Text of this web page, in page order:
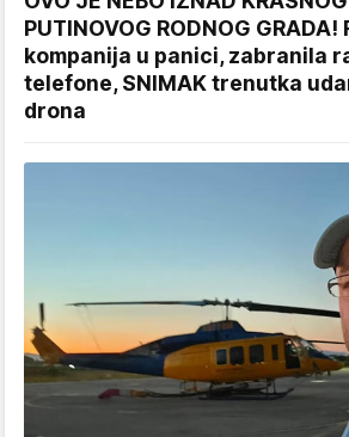
PUTINOVOG RODNOG GRADA!
kompanija u panici, zabranila
telefone, SNIMAK trenutka
drona